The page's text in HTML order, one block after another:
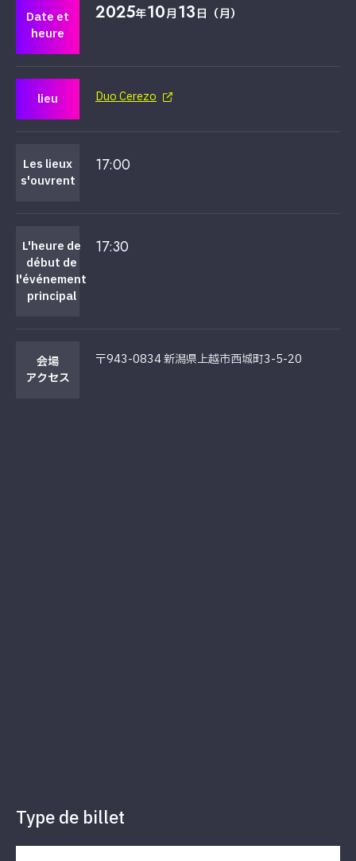
Date et
heure
2025年10月13日（月）
lieu Duo Cerezo
Les lieux
s'ouvrent
17:00
L'heure de
début de
l'événement
principal
17:30
会場
アクセス
〒943-0834 新潟県上越市西城町3-5-20
Type de billet